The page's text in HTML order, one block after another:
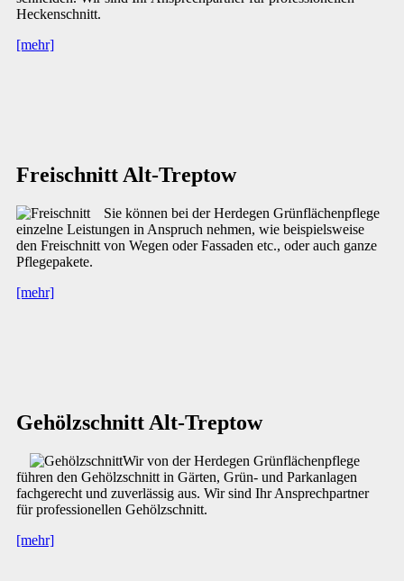
Heckenschnitt.
[mehr]
Freischnitt Alt-Treptow
Sie können bei der Herdegen Grünflächenpflege
einzelne Leistungen in Anspruch nehmen, wie beispielsweise
den Freischnitt von Wegen oder Fassaden etc., oder auch ganze
Pflegepakete.
[mehr]
Gehölzschnitt Alt-Treptow
Wir von der Herdegen Grünflächenpflege
führen den Gehölzschnitt in Gärten, Grün- und Parkanlagen
fachgerecht und zuverlässig aus. Wir sind Ihr Ansprechpartner
für professionellen Gehölzschnitt.
[mehr]